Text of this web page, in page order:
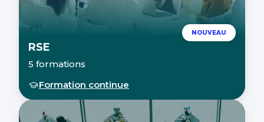
NOUVEAU
RSE
5 formations
Formation continue